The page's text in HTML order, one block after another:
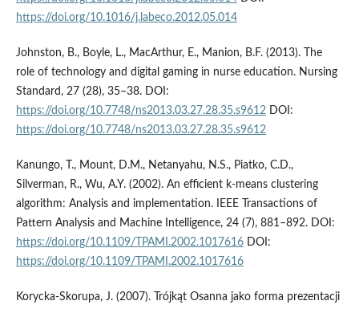
https://doi.org/10.1016/j.labeco.2012.05.014
Johnston, B., Boyle, L., MacArthur, E., Manion, B.F. (2013). The
role of technology and digital gaming in nurse education. Nursing
Standard, 27 (28), 35–38. DOI:
https://doi.org/10.7748/ns2013.03.27.28.35.s9612 DOI:
https://doi.org/10.7748/ns2013.03.27.28.35.s9612
Kanungo, T., Mount, D.M., Netanyahu, N.S., Piatko, C.D.,
Silverman, R., Wu, A.Y. (2002). An efficient k-means clustering
algorithm: Analysis and implementation. IEEE Transactions of
Pattern Analysis and Machine Intelligence, 24 (7), 881–892. DOI:
https://doi.org/10.1109/TPAMI.2002.1017616DOI:
https://doi.org/10.1109/TPAMI.2002.1017616
Korycka-Skorupa, J. (2007). Trójkąt Osanna jako forma prezentacji